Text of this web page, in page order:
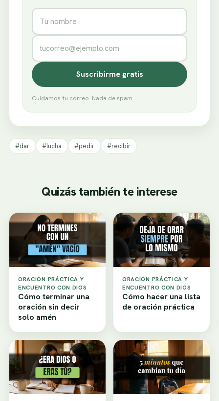
Nombre
Correo electrónico
Suscribirme gratis
Cuidamos tu correo. Nada de spam.
#dar #lucha #pedir #recibir
Quizás también te interese
ORACIÓN PRÁCTICA Y
ENCUENTRO CON DIOS
Cómo terminar una
oración sin decir
solo amén
ORACIÓN PRÁCTICA Y
ENCUENTRO CON DIOS
Cómo hacer una lista
de oración práctica